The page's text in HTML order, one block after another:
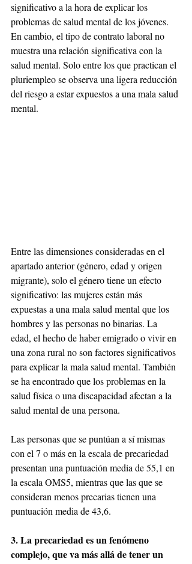
significativo a la hora de explicar los
problemas de salud mental de los jóvenes.
En cambio, el tipo de contrato laboral no
muestra una relación significativa con la
salud mental. Solo entre los que practican el
pluriempleo se observa una ligera reducción
del riesgo a estar expuestos a una mala salud
mental.
Entre las dimensiones consideradas en el
apartado anterior (género, edad y origen
migrante), solo el género tiene un efecto
significativo: las mujeres están más
expuestas a una mala salud mental que los
hombres y las personas no binarias. La
edad, el hecho de haber emigrado o vivir en
una zona rural no son factores significativos
para explicar la mala salud mental. También
se ha encontrado que los problemas en la
salud física o una discapacidad afectan a la
salud mental de una persona.
Las personas que se puntúan a sí mismas
con el 7 o más en la escala de precariedad
presentan una puntuación media de 55,1 en
la escala OMS5, mientras que las que se
consideran menos precarias tienen una
puntuación media de 43,6.
3. La precariedad es un fenómeno
complejo, que va más allá de tener un